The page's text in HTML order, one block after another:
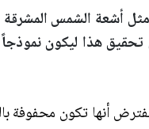
مثل أشعة الشمس
هذا ليكون
أنها تكون محفوفة